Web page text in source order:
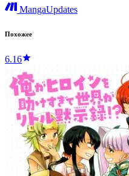
MangaUpdates
Похожее
6.16